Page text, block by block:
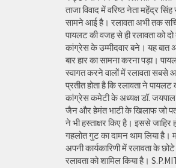
ताजा विवाद में वरिष्ठ नेता महेंद्र
सामने आई है। रलावता अभी तक
पायलट की वजह से ही रलावता को
कांग्रेस के उम्मीदवार बने। यह बात
बार हार का सामना करना पड़ा।
स्वागत करने वालों में रलावता
प्रतीत होता है कि रलावता ने
कांग्रेस कमेटी के अध्यक्ष डॉ.
जैन और हेमंत भाटी के खिलाफ जो
ने भी हस्ताक्षर किए है। इससे जाहिर
गहलोत गुट का दामन थाम लिया है।
अपनी कार्यकारिणी में रलावता के छोटे
रलावता को शामिल किया है।